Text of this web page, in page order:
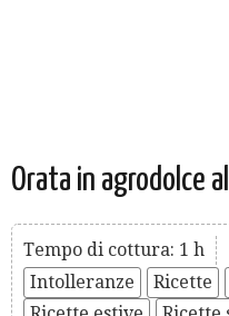
Orata in agrodolce
Tempo di cottura: 1 h
Intolleranze
Ricette